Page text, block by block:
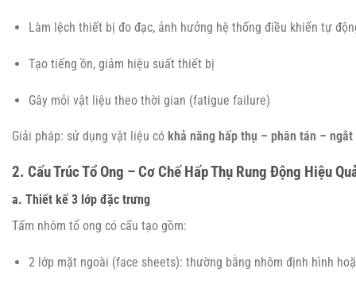
Làm lệch thiết bị đo đạc, ảnh hưởng hệ thống điều khiển tự
Tạo tiếng ồn, giảm hiệu suất thiết bị
Gây mỏi vật liệu theo thời gian (fatigue failure)
Giải pháp: sử dụng vật liệu có khả năng hấp thụ – phân tán –
2. Cấu Trúc Tổ Ong – Cơ Chế Hấp Thụ Rung Động Hiệu
a. Thiết kế 3 lớp đặc trưng
Tấm nhôm tổ ong có cấu tạo gồm:
2 lớp mặt ngoài (face sheets): thường bằng nhôm định hình